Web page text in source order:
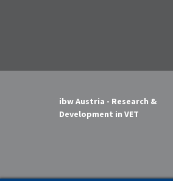
ibw Austria - Research &
Development in VET